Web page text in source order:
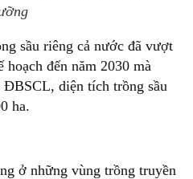
sầu riêng cả nước đã vượt
hoạch đến năm 2030 mà
diện tích trồng sầu
ha.
ở những vùng trồng truyền